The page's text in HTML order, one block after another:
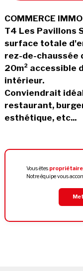
COMMERCE
T4 Les Pavillons
surface totale
rez-de-chaussée
20m² accessible
intérieur.
Conviendrait
restaurant,
esthétique, etc...
Vous êtes propriétaire
Notre équipe vous